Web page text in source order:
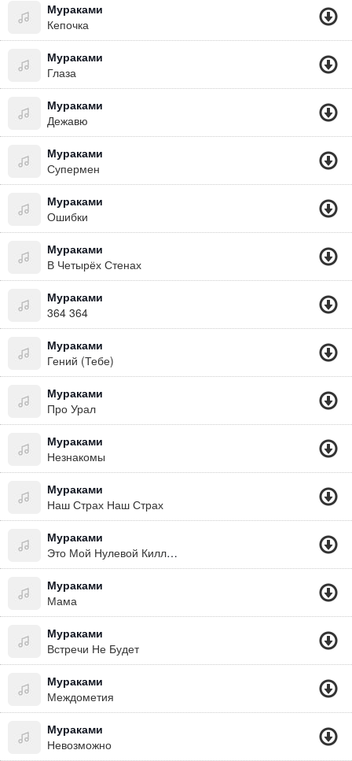
Мураками
Кепочка
Мураками
Глаза
Мураками
Дежавю
Мураками
Супермен
Мураками
Ошибки
Мураками
В Четырёх Стенах
Мураками
364 364
Мураками
Гений (Тебе)
Мураками
Про Урал
Мураками
Незнакомы
Мураками
Наш Страх Наш Страх
Мураками
Это Мой Нулевой Киллометр
Мураками
Мама
Мураками
Встречи Не Будет
Мураками
Междометия
Мураками
Невозможно